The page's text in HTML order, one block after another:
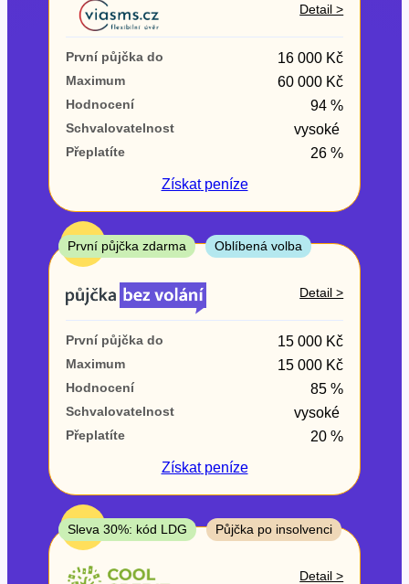
První půjčka zdarma
–
ano
ne
Ve zkušebce
ano
ne
V exekuci
ne
Po insolvenci
ano
V hotovosti
ano
ne
Detail >
První půjčka do 16 000 Kč
Maximum 60 000 Kč
Hodnocení 94 %
Schvalovatelnost vysoké
Přeplatíte
26 %
Získatpeníze
TOP
První půjčka zdarma Oblíbená volba
Detail >
První půjčka do 15 000 Kč
Maximum 15 000 Kč
Hodnocení 85 %
Schvalovatelnost vysoké
Přeplatíte
20 %
Získatpeníze
TOP
Sleva 30%: kód LDG Půjčka po insolvenci
Detail >